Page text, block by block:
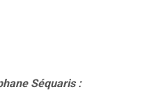
Séquaris :